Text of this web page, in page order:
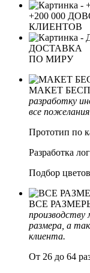
+200 000
КЛИЕНТОВ
ДОСТАВКА
ПО МИРУ
МАКЕТ
разработку
все пожелания
Прототип по
Разработка
Подбор цветов
ВСЕ
размера, а
клиента.
От 26 до 64